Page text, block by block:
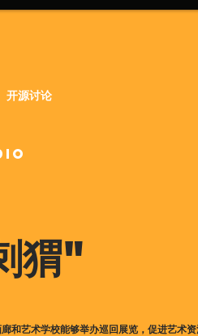
开源讨论
猬"
和艺术学校能够举办巡回展览，促进艺术